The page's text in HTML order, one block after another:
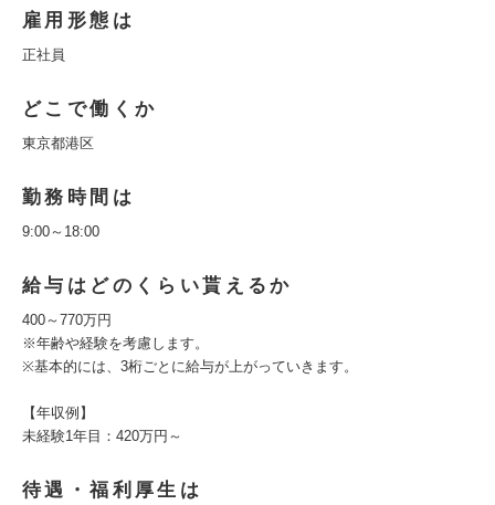
雇用形態は
正社員
どこで働くか
東京都港区
勤務時間は
9:00～18:00
給与はどのくらい貰えるか
400～770万円
※年齢や経験を考慮します。
※基本的には、3桁ごとに給与が上がっていきます。
【年収例】
未経験1年目：420万円～
待遇・福利厚生は